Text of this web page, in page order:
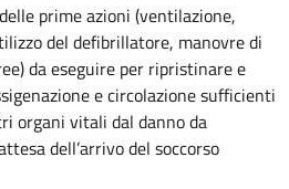
prime azioni (ventilazione,
del defibrillatore, manovre di
da eseguire per ripristinare e
e circolazione sufficienti
organi vitali dal danno da
dell’arrivo del soccorso